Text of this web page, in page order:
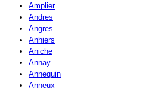
Amplier
Andres
Angres
Anhiers
Aniche
Annay
Annequin
Anneux